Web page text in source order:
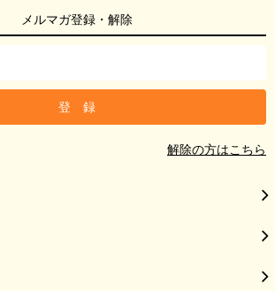
メルマガ登録・解除
解除の方はこちら